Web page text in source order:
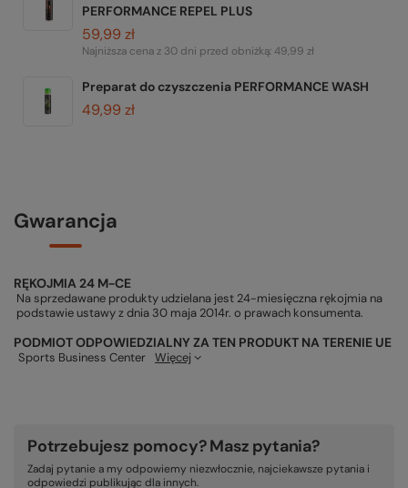
PERFORMANCE REPEL PLUS
59,99 zł
Najniższa cena z 30 dni przed obniżką:49,99 zł
Preparat do czyszczenia PERFORMANCE WASH
49,99 zł
Gwarancja
RĘKOJMIA 24 M-CE
Na sprzedawane produkty udzielana jest 24-miesięczna rękojmia na
podstawie ustawy z dnia 30 maja 2014r. o prawach konsumenta.
PODMIOT ODPOWIEDZIALNY ZA TEN PRODUKT NA TERENIE UE
Sports Business Center Więcej
Potrzebujesz pomocy? Masz pytania?
Zadaj pytanie a my odpowiemy niezwłocznie, najciekawsze pytania i
odpowiedzi publikując dla innych.